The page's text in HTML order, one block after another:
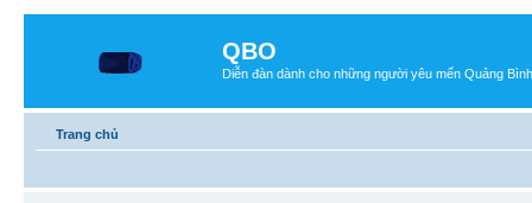
QBO
Diễn đàn dành cho những người yêu mến Quảng Bình
Trang chủ